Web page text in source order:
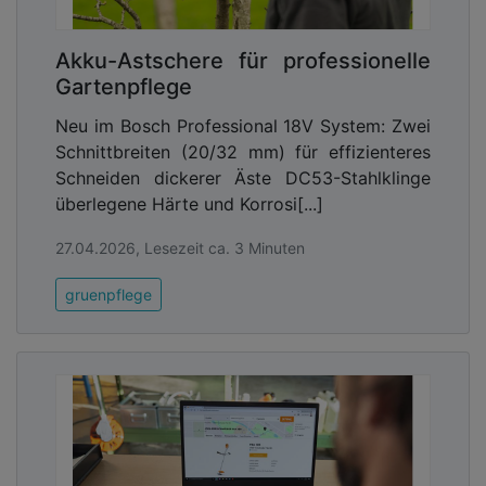
https://initiative-new-
life.de/loesungen...laetze/
https://initiative-new-life.de
Advertising
Abonnieren Sie unseren Newsletter mit
Link zur kostenlosen PDF Ausgabe der
Kommunalwirtschaft!
Akku-Astschere für professionelle
Gartenpflege
Neu im Bosch Professional 18V System: Zwei
Schnittbreiten (20/32 mm) für effizienteres
Schneiden dickerer Äste DC53-Stahlklinge
überlegene Härte und Korrosi[...]
27.04.2026, Lesezeit ca. 3 Minuten
gruenpflege